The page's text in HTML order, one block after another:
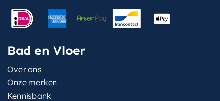
Bad en Vloer
Over ons
Onze merken
Kennisbank